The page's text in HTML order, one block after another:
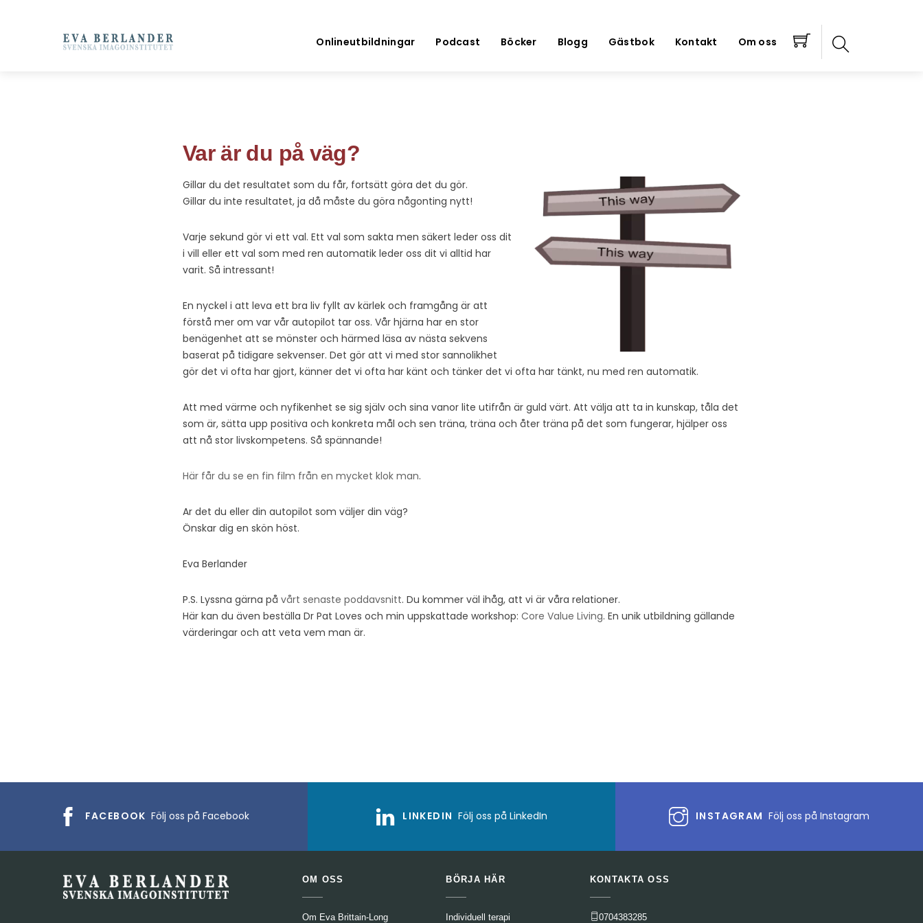
Onlineutbildningar Podcast Böcker Blogg Gästbok Kontakt Om oss
Var är du på väg?
Gillar du det resultatet som du får, fortsätt göra det du gör.
Gillar du inte resultatet, ja då måste du göra någonting nytt!
Varje sekund gör vi ett val. Ett val som sakta men säkert leder oss dit
i vill eller ett val som med ren automatik leder oss dit vi alltid har
varit. Så intressant!
En nyckel i att leva ett bra liv fyllt av kärlek och framgång är att
förstå mer om var vår autopilot tar oss. Vår hjärna har en stor
benägenhet att se mönster och härmed läsa av nästa sekvens
baserat på tidigare sekvenser. Det gör att vi med stor sannolikhet
gör det vi ofta har gjort, känner det vi ofta har känt och tänker det vi ofta har tänkt, nu med ren automatik.
Att med värme och nyfikenhet se sig själv och sina vanor lite utifrån är guld värt. Att välja att ta in kunskap, tåla det
som är, sätta upp positiva och konkreta mål och sen träna, träna och åter träna på det som fungerar, hjälper oss
att nå stor livskompetens. Så spännande!
Här får du se en fin film från en mycket klok man.
Ar det du eller din autopilot som väljer din väg?
Önskar dig en skön höst.
Eva Berlander
P.S. Lyssna gärna på vårt senaste poddavsnitt. Du kommer väl ihåg, att vi är våra relationer.
Här kan du även beställa Dr Pat Loves och min uppskattade workshop: Core Value Living. En unik utbildning gällande
värderingar och att veta vem man är.
FACEBOOK Följ oss på Facebook LINKEDIN Följ oss på LinkedIn INSTAGRAM Följ oss på Instagram
OM OSS
Om Eva Brittain-Long
BÖRJA HÄR
Individuell terapi
KONTAKTA OSS
0704383285